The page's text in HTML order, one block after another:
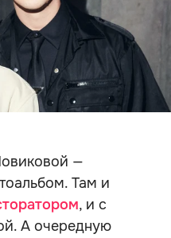
—
Там и
, и с
А очередную